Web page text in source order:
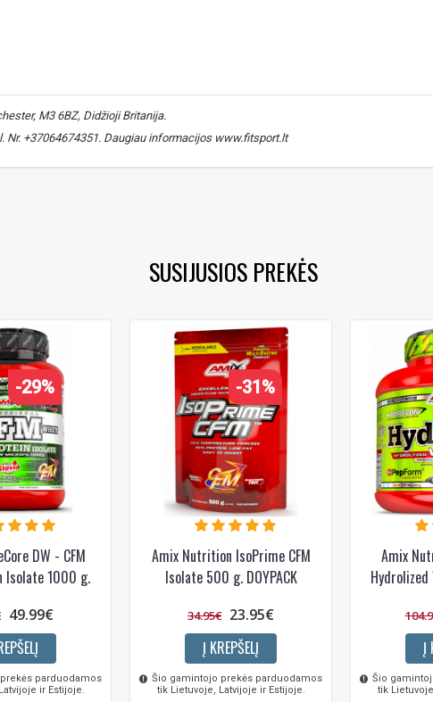
M3 6BZ, Didžioji Britanija.
Nr. +37064674351. Daugiau informacijos www.fitsport.lt​
SUSIJUSIOS PREKĖS
-29%
DW - CFM
Isolate 1000 g.
49.99€
parduodamos
ir Estijoje.
-31%
Amix Nutrition IsoPrime CFM
Isolate 500 g. DOYPACK
34.95€ 23.95€
Į KREPŠELĮ
Šio gamintojo prekės parduodamos
tik Lietuvoje, Latvijoje ir Estijoje.
Amix
Hydrolized
Į
Šio
tik